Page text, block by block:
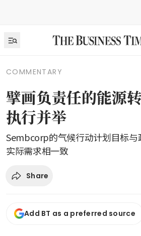
COMMENTARY
擘画负责任的能源
执行并举
Sembcorp的气候行动计划目标与
实际需求相一致
Share
Add BT as a preferred source